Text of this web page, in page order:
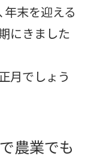
年末を迎える
にきました
月でしょう
農業でも